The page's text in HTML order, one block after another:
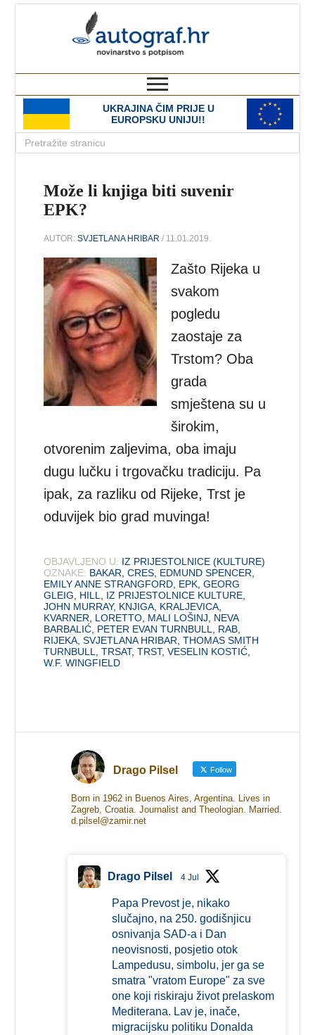
UKRAJINA ČIM PRIJE U
EUROPSKU UNIJU!!
Može li knjiga biti suvenir
EPK?
AUTOR:SVJETLANA HRIBAR / 11.01.2019.
Zašto Rijeka u
svakom
pogledu
zaostaje za
Trstom? Oba
grada
smještena su u
širokim,
otvorenim zaljevima, oba imaju
dugu lučku i trgovačku tradiciju. Pa
ipak, za razliku od Rijeke, Trst je
oduvijek bio grad muvinga!
OBJAVLJENO U: IZ PRIJESTOLNICE (KULTURE)
OZNAKE: BAKAR ,CRES EDMUND SPENCER
EMILY ANNE STRANGFORD EPK ,GEORG
GLEIG
HILL IZ PRIJESTOLNICE KULTURE
JOHN MURRAY, KNJIGA KRALJEVICA
KVARNER
LORETTO MALI LOŠINJ
NEVA
BARBALIĆ PETER EVAN TURNBULL RAB
RIJEKA ,SVJETLANA HRIBAR ,THOMAS SMITH
TURNBULL
,TRSAT,TRST,VESELIN KOSTIĆ
W.F. WINGFIELD
Drago Pilsel Follow
Born in 1962 in Buenos Aires, Argentina. Lives in
Zagreb, Croatia. Journalist and Theologian. Married.
d.pilsel@zamir.net
Drago Pilsel 4 Jul
Papa Prevost je, nikako
slučajno, na 250. godišnjicu
osnivanja SAD-a i Dan
neovisnosti, posjetio otok
Lampedusu, simbolu, jer ga se
smatra "vratom Europe" za sve
one koji riskiraju život prelaskom
Mediterana. Lav je, inače,
migracijsku politiku Donalda